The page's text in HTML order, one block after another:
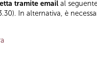
tramite email al
In alternativa, è